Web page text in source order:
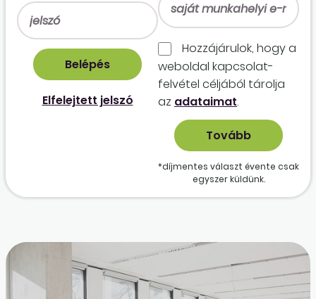
Elfelejtett jelszó
Hozzájárulok, hogy a
weboldal kapcso­lat­
felvétel céljából tárolja
az adataimat.
*díjmentes választ évente csak
egyszer küldünk.